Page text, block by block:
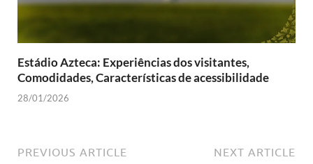
Estádio Azteca: Experiências dos visitantes,
Comodidades, Características de acessibilidade
28/01/2026
PREVIOUS ARTICLE NEXT ARTICLE